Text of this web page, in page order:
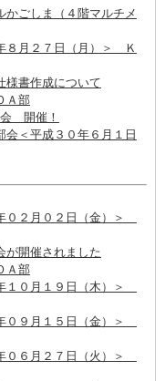
ごしま（４階マルチメ
８月２７日（月）＞ Ｋ
様書作成について
Ａ部
開催！
＜平成３０年６月１日
０２月０２日（金）＞
が開催されました
Ａ部
１０月１９日（木）＞
０９月１５日（金）＞
０６月２７日（火）＞